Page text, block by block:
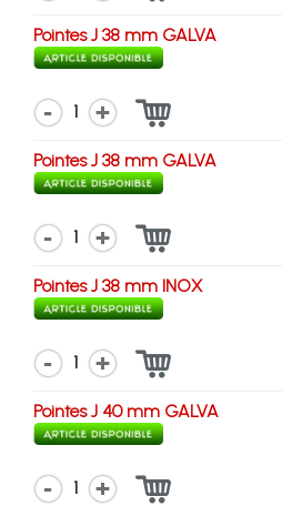
Pointes J 38 mm GALVA
1
Pointes J 38 mm GALVA
1
Pointes J 38 mm INOX
1
Pointes J 40 mm GALVA
1